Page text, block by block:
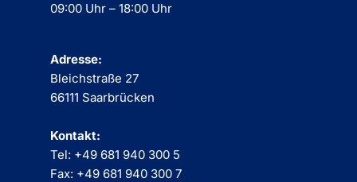
09:00 Uhr – 18:00 Uhr
Adresse:
Bleichstraße 27
66111 Saarbrücken
Kontakt:
Tel: +49 681 940 300 5
Fax: +49 681 940 300 7